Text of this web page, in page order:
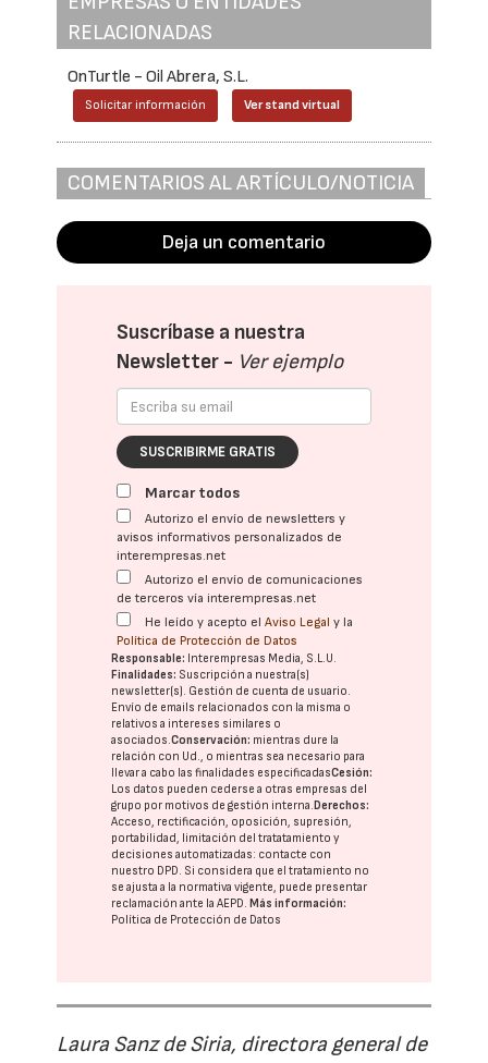
RELACIONADAS
OnTurtle - Oil Abrera, S.L.
Solicitar información Ver stand virtual
COMENTARIOS AL ARTÍCULO/NOTICIA
Deja un comentario
Suscríbase a nuestra
Newsletter - Ver ejemplo
SUSCRIBIRME GRATIS
Marcar todos
Autorizo el envío de newsletters y
avisos informativos personalizados de
interempresas.net
Autorizo el envío de comunicaciones
de terceros vía interempresas.net
He leído y acepto elAviso Legal y la
Política de Protección de Datos
Responsable: Interempresas Media, S.L.U.
Finalidades: Suscripción a nuestra(s)
newsletter(s). Gestión de cuenta de usuario.
Envío de emails relacionados con la misma o
relativos a intereses similares o
asociados.Conservación: mientras dure la
relación con Ud., o mientras sea necesario para
llevar a cabo las finalidades especificadasCesión:
Los datos pueden cederse a otras empresas del
grupo por motivos de gestión interna. Derechos:
Acceso, rectificación, oposición, supresión,
portabilidad, limitación del tratatamiento y
decisiones automatizadas: contacte con
nuestro DPD. Si considera que el tratamiento no
se ajusta a la normativa vigente, puede presentar
reclamación ante laAEPD. Más información:
Política de Protección de Datos
Laura Sanz de Siria, directora general de